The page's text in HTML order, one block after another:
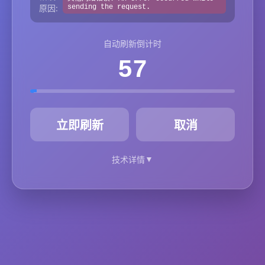
原因:
sending the request.
自动刷新倒计时
57
立即刷新 取消
技术详情▼